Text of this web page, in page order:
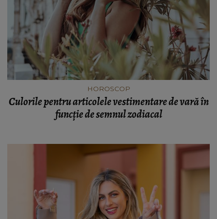
HOROSCOP
Culorile pentru articolele vestimentare de vară în
funcție de semnul zodiacal